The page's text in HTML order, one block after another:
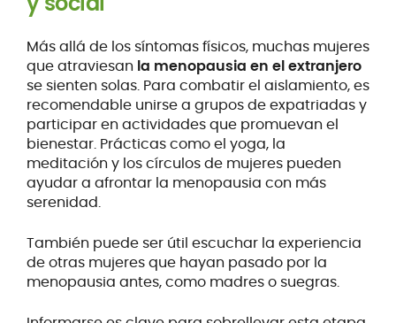
Más allá de los síntomas físicos, muchas mujeres
que atraviesan la menopausia en el extranjero
se sienten solas. Para combatir el aislamiento, es
recomendable unirse a grupos de expatriadas y
participar en actividades que promuevan el
bienestar. Prácticas como el yoga, la
meditación y los círculos de mujeres pueden
ayudar a afrontar la menopausia con más
serenidad.
También puede ser útil escuchar la experiencia
de otras mujeres que hayan pasado por la
menopausia antes, como madres o suegras.